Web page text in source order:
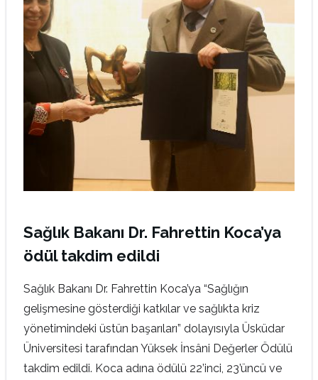
Sağlık Bakanı Dr. Fahrettin Koca’ya
ödül takdim edildi
Sağlık Bakanı Dr. Fahrettin Koca’ya “Sağlığın
gelişmesine gösterdiği katkılar ve sağlıkta kriz
yönetimindeki üstün başarıları” dolayısıyla Üsküdar
Üniversitesi tarafından Yüksek İnsâni Değerler Ödülü
takdim edildi. Koca adına ödülü 22’inci, 23’üncü ve